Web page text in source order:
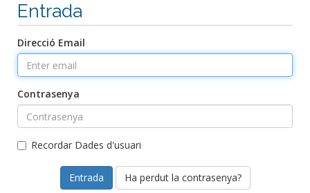
Entrada
Direcció Email
Contrasenya
Recordar Dades d'usuari
Ha perdut la contrasenya?